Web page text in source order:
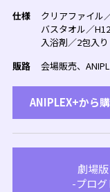
仕様
クリアファイル
バスタオル／
入浴剤／2包入り
販路
会場販売、
ANIPLEX+から
劇場
-プロ